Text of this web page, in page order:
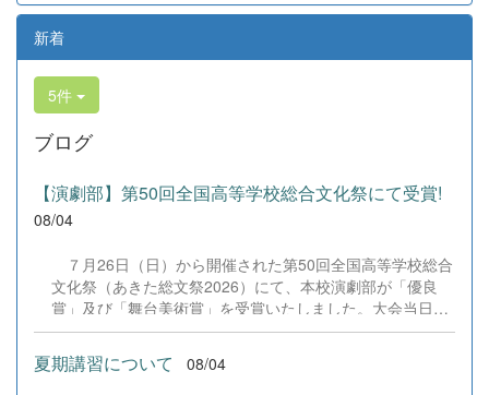
新着
5件
ブログ
【演劇部】第50回全国高等学校総合文化祭にて受賞!
08/04
７月26日（日）から開催された第50回全国高等学校総合
文化祭（あきた総文祭2026）にて、本校演劇部が「優良
賞」及び「舞台美術賞」を受賞いたしました。大会当日
は、本校の部員たちもこれまで積み重ねてきた練習の成果
を存分に発揮し、堂々と舞台に立ちました。緊張感のある
全国の舞台において、一人一人が役割を果たし、心を込め
夏期講習について 08/04